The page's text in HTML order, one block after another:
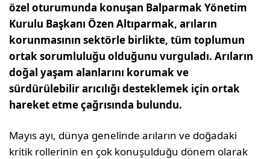
özel oturumunda konuşan Balparmak Yönetim
Kurulu Başkanı Özen Altıparmak, arıların
korunmasının sektörle birlikte, tüm toplumun
ortak sorumluluğu olduğunu vurguladı. Arıların
doğal yaşam alanlarını korumak ve
sürdürülebilir arıcılığı desteklemek için ortak
hareket etme çağrısında bulundu.
Mayıs ayı, dünya genelinde arıların ve doğadaki
kritik rollerinin en çok konuşulduğu dönem olarak